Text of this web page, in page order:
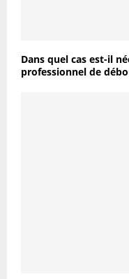
Dans quel cas est-il
professionnel de